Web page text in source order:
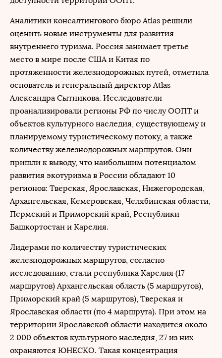
Аналитики консалтингового бюро Atlas решили
оценить новые инструменты для развития
внутреннего туризма. Россия занимает третье
место в мире после США и Китая по
протяженности железнодорожных путей, отметила
основатель и генеральный директор Atlas
Александра Сытникова. Исследователи
проанализировали регионы РФ по числу ООПТ и
объектов культурного наследия, существующему и
планируемому туристическому потоку, а также
количеству железнодорожных маршрутов. Они
пришли к выводу, что наибольшим потенциалом
развития экотуризма в России обладают 10
регионов: Тверская, Ярославская, Нижегородская,
Архангельская, Кемеровская, Челябинская области,
Пермский и Приморский край, Республики
Башкортостан и Карелия.
Лидерами по количеству туристических
железнодорожных маршрутов, согласно
исследованию, стали республика Карелия (17
маршрутов) Архангельская область (5 маршрутов),
Приморский край (5 маршрутов), Тверская и
Ярославская области (по 4 маршрута). При этом на
территории Ярославской области находится около
2 000 объектов культурного наследия, 27 из них
охраняются ЮНЕСКО. Такая концентрация